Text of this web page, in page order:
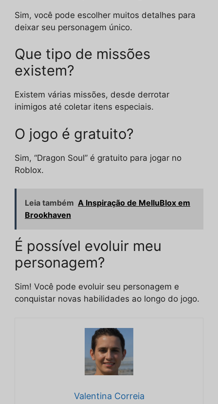
Sim, você pode escolher muitos detalhes para
deixar seu personagem único.
Que tipo de missões
existem?
Existem várias missões, desde derrotar
inimigos até coletar itens especiais.
O jogo é gratuito?
Sim, “Dragon Soul” é gratuito para jogar no
Roblox.
Leia também A Inspiração de MelluBlox em
Brookhaven
É possível evoluir meu
personagem?
Sim! Você pode evoluir seu personagem e
conquistar novas habilidades ao longo do jogo.
Valentina Correia